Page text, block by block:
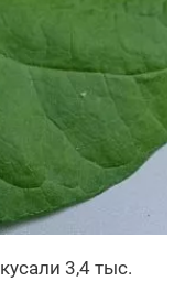
3,4 тыс.